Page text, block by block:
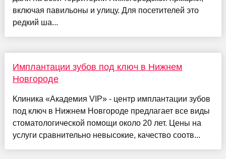
включая павильоны и улицу. Для посетителей это
редкий ша...
Имплантации зубов под ключ в Нижнем
Новгороде
Клиника «Академия VIP» - центр имплантации зубов
под ключ в Нижнем Новгороде предлагает все виды
стоматологической помощи около 20 лет. Цены на
услуги сравнительно невысокие, качество соотв...